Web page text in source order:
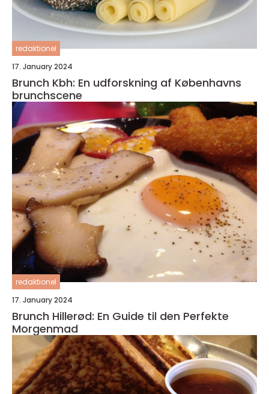
redaktionel
17. January 2024
Brunch Kbh: En udforskning af Københavns
brunchscene
redaktionel
17. January 2024
Brunch Hillerød: En Guide til den Perfekte
Morgenmad